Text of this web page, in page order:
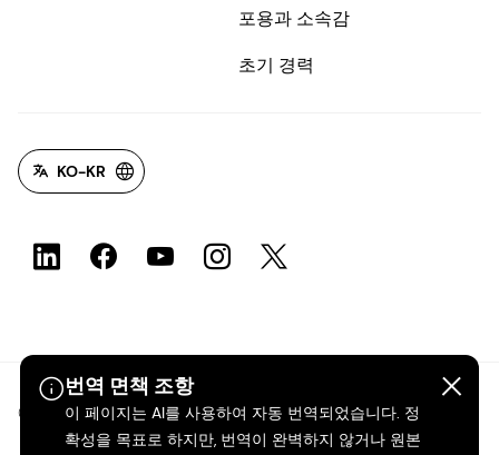
번역 면책 조항
이 페이지는 AI를 사용하여 자동 번역되었습니다. 정
확성을 목표로 하지만, 번역이 완벽하지 않거나 원본
포용과 소속감
초기 경력
KO-KR
©2026 dsm-firmenich. 모든 권리 보유.